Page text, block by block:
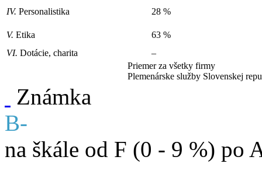
IV. Personalistika 28 %
V. Etika
63 %
VI. Dotácie, charita
–
Priemer za všetky firmy
Plemenárske služby Slovenskej
Známka
B-
na škále od F (0 - 9 %) po